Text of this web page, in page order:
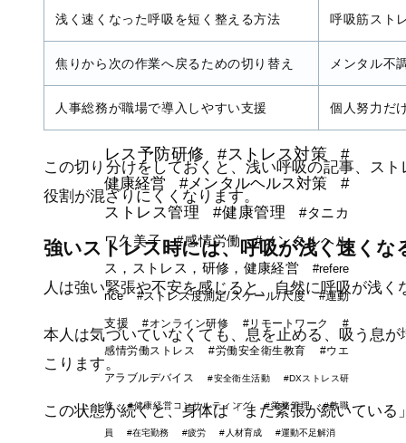
浅く速くなった呼吸を短く整える方法 呼吸筋スト
焦りから次の作業へ戻るための切り替え メンタル不
人事総務が職場で導入しやすい支援 個人努力だ
この切り分けをしておくと、浅い呼吸の記事、ス
役割が混ざりにくくなります。
強いストレス時には、呼吸が浅く速くな
人は強い緊張や不安を感じると、自然に呼吸が浅く
本人は気づいていなくても、息を止める、吸う息
こります。
この状態が続くと、身体は「まだ緊張が続いてい
注目のキーワード
#ストレス
#ストレスマネジ
#ストレスケア
レス予防研修
#ストレス対策
#
健康経営
#メンタルヘルス対策
#
ストレス管理
#健康管理
#タニカ
ワ久美子
#感情労働
#メンタルヘル
ス，ストレス，研修，健康経営
#refere
nce
#ストレス度測定/スケール/尺度
#運動
支援
#オンライン研修 #リモートワーク #
感情労働ストレス #労働安全衛生教育 #ウエ
アラブルデバイス #安全衛生活動 #DXストレス研
修 #健康経営コンサルティング #労務管理 #教職
員 #在宅勤務 #疲労 #人材育成 #運動不足解消